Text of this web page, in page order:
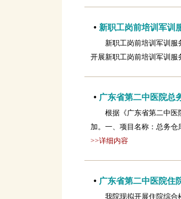
• 新职工岗前培训军训
新职工岗前培训军训
开展新职工岗前培训军训
• 广东省第二中医院总
根据《广东省第二中
加。一、项目名称：总务
>>详细内容
• 广东省第二中医院住
我院现拟开展住院综